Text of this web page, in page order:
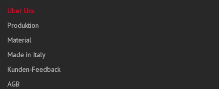
Über Uns
Produktion
Material
Made in Italy
Kunden-Feedback
AGB